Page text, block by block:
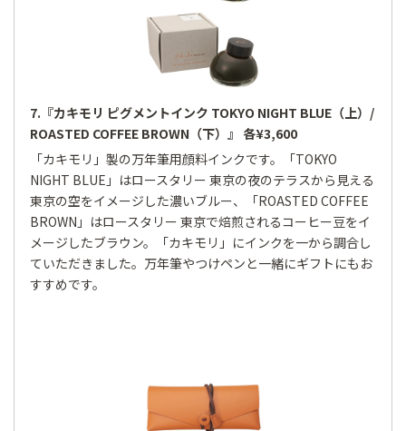
7.『カキモリ ピグメントインク TOKYO NIGHT BLUE（上）/
ROASTED COFFEE BROWN（下）』 各¥3,600
「カキモリ」製の万年筆用顔料インクです。「TOKYO
NIGHT BLUE」はロースタリー 東京の夜のテラスから見える
東京の空をイメージした濃いブルー、「ROASTED COFFEE
BROWN」はロースタリー 東京で焙煎されるコーヒー豆をイ
メージしたブラウン。「カキモリ」にインクを一から調合し
ていただきました。万年筆やつけペンと一緒にギフトにもお
すすめです。